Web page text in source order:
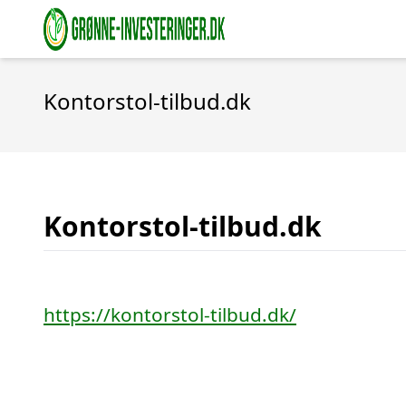
Kontorstol-tilbud.dk
Kontorstol-tilbud.dk
https://kontorstol-tilbud.dk/